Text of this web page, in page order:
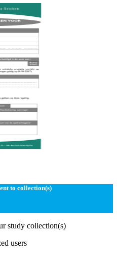
to collection(s)
study collection(s)
users